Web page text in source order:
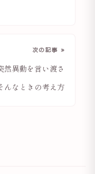
次の記事 »
異動を言い渡さ
なときの考え方